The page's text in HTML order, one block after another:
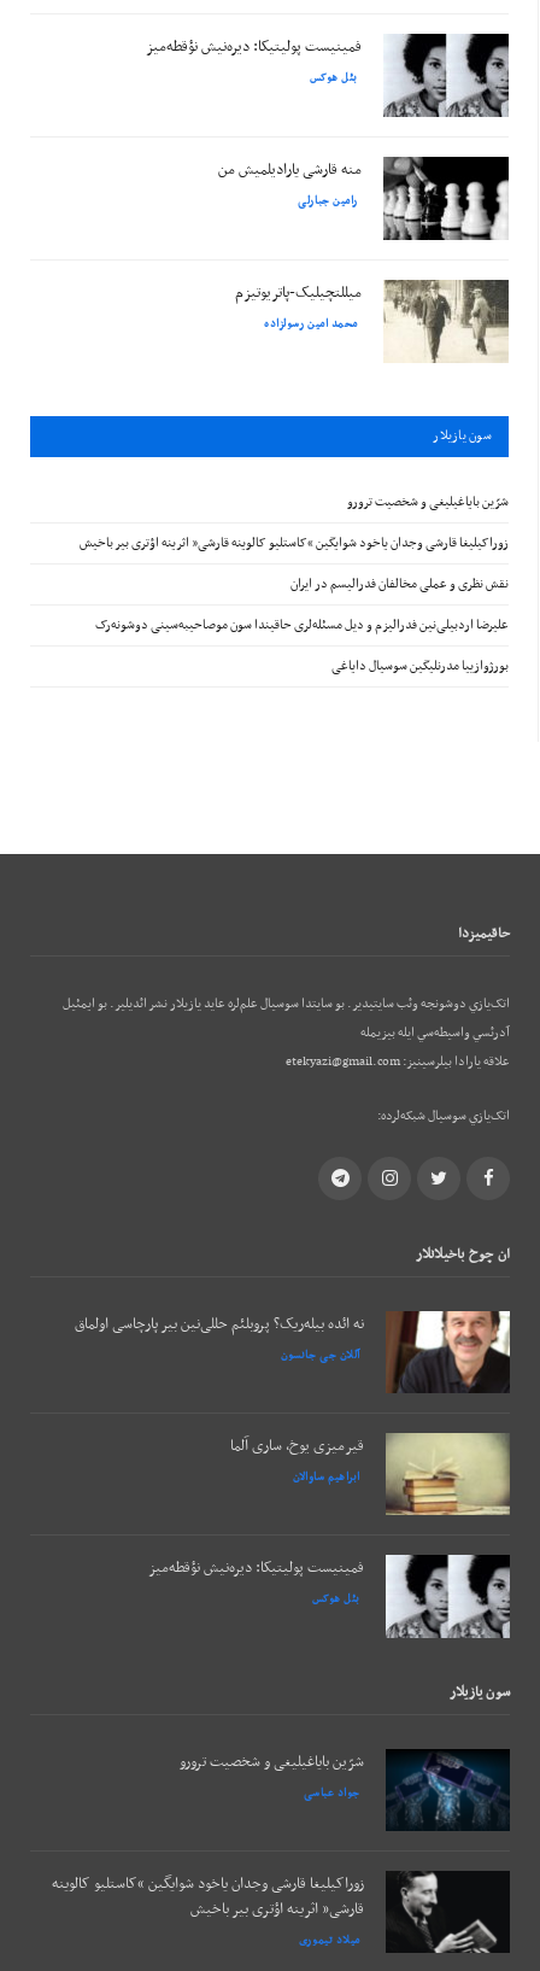
فمینیست پولیتیکا: دیره‌نیش نؤقطه‌میز
بئل هوکس
منه قارشی یارادیلمیش من
رامین جبارلی
میللتچیلیک-پاتریوتیزم
محمد امین رسولزاده
سون يازيلار
شرّین بایاغیلیغی و شخصیت ترورو
زوراکیلیغا قارشی وجدان یاخود شوایگین “کاستلیو کالوینه قارشی” اثرینه اؤتری بیر باخیش
نقش نظری و عملی مخالفان فدرالیسم در ایران
علیرضا اردبیلی‌نین فدرالیزم و دیل مسئله‌لری حاقیندا سون موصاحیبه‌سینی دوشونه‌رک
بورژوازییا مدرنلیگین سوسیال دایاغی
حاقيميزدا
اتک‌يازي دوشونجه وئب‌ سايتيدير. بو سايتدا سوسيال علم‌لره عايد يازيلار نشر ائديلير. بو ایمئيل
آدرئسي واسيطه‌سي ايله بيزيمله
علاقه يارادا بيلرسينيز:etekyazi@gmail.com
اتک‌يازي سوسيال شبکه‌لرده:
Facebook
Twitter
Instagram
Telegram
ان چوخ باخيلانلار
نه ائده بیله‌ریک؟ پروبلئم حللی‌نین بیر پارچاسی اولماق
آللان جی جانسون
قیرمیزی یوخ، ساری آلما
ابراهیم ساوالان
فمینیست پولیتیکا: دیره‌نیش نؤقطه‌میز
بئل هوکس
سون يازيلار
شرّین بایاغیلیغی و شخصیت ترورو
جواد عباسی
زوراکیلیغا قارشی وجدان یاخود شوایگین “کاستلیو کالوینه
قارشی” اثرینه اؤتری بیر باخیش
میلاد تیموری